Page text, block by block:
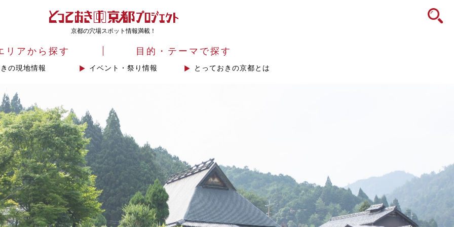
icon
京都の穴場スポット情報満載！
リアから探す 目的・テーマで探す
の現地情報 イベント・祭り情報 とっておきの京都とは